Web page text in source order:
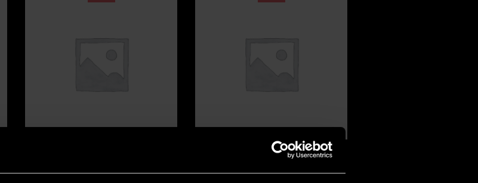
István P. Kovács – Got it